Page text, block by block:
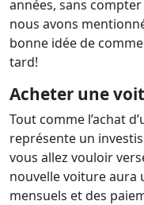
années, sans
nous avons
bonne idée de
tard!
Acheter une
Tout comme l’achat
représente un
vous allez vouloir
nouvelle voiture aura
mensuels et des